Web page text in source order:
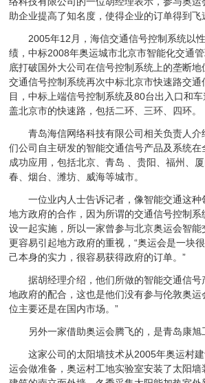
助企业提高了知名度，使得企业的订单得到飞
2005年12月，海信交通信号控制系统以性
绩，中标2008年奥运城市北京市智能化交通
底打破国外大公司在信号控制系统上的垄断
交通信号控制系统再次中标北京市快速路交通
目，中标上端信号控制系统及80台出入口和
盖北京市的快速路，包括二环、三环、四环。
青岛海信网络科技有限公司相关负责人介
们公司自主研发的智能交通信号产品及系统在
成功应用，包括北京、青岛 、贵阳、福州、
春、烟台、潍坊、威海等城市。
一位业内人士告诉记者，像智能交通这种
地方政府的合作，因为所谓的交通信号控制
设一起实施，所以一家曾参与北京奥运会智
更容易引起地方政府的重视，“奥运会是一块
己本身的实力，很容易获得政府的订单。”
据胡经理介绍，他们所做的智能交通信号
地政府的配合，这也是他们没有参与伦敦奥运
位主要还是在国内市场。”
另外一家借助奥运会腾飞的，是青岛康旭
这家公司的太阳墙技术从2005年奥运村建
运会做准备，奥运村工地实验室安装了太阳